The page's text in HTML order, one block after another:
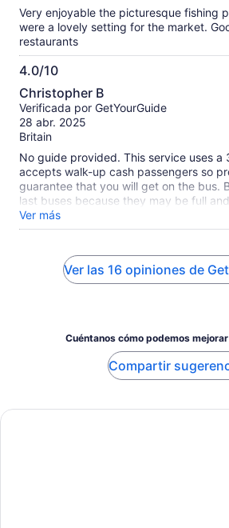
Very enjoyable the picturesque fishing
were a lovely setting for the market.
restaurants
4.0/10
4.0
de
10
Christopher B
Verificada por GetYourGuide
28 abr. 2025
Britain
No guide provided. This service uses a
accepts walk-up cash passengers so
guarantee that you will get on the bus.
last buses because they may be full
day. The bus itself is immaculate and
it goes wrong you may have difficulty
Ver más
Ver las 16 opiniones de
Cuéntanos cómo podemos
Compartir